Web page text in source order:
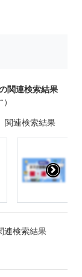
関連検索結果
関連検索結果
連検索結果